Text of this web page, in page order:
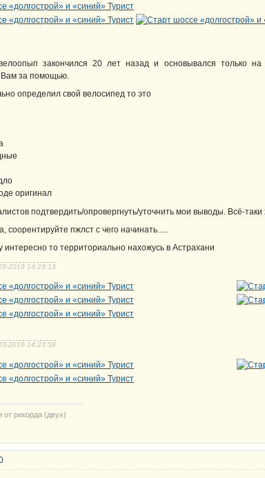
закончился 20 лет назад и основывался только
Вам за помощью.
определил свой велосипед то это
оригинал
подтвердить/опровергнуть/уточнить мои выводы. Всё-таки
соорентируйте пжлст с чего начинать.....
интересно то территориально нахожусь в Астрахани
2019 14:23:13
2019 14:23:58
от рекорда (двух)